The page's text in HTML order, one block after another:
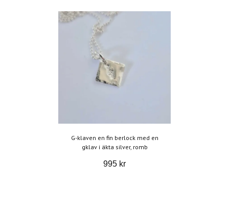
G-klaven en fin berlock med en
gklav i äkta silver, romb
995 kr